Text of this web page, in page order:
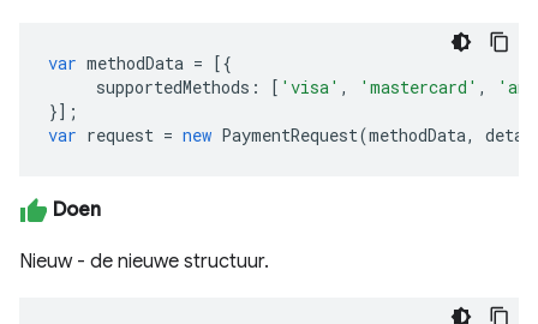
var methodData = [{
supportedMethods : [ 'visa' , 'mastercard' ,
}];
var request = new PaymentRequest(methodData,
Doen
Nieuw - de nieuwe structuur.